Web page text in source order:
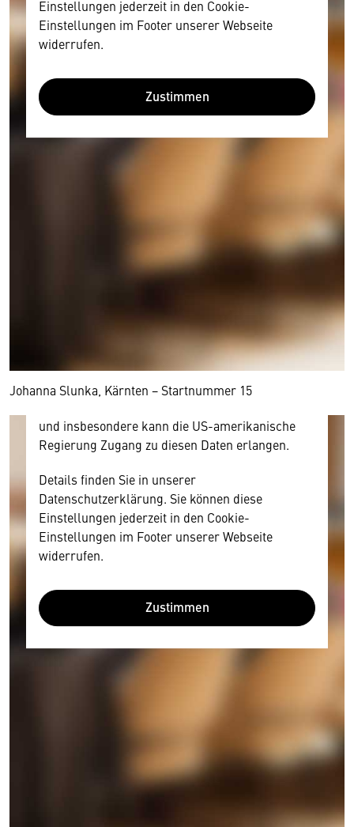
Einstellungen jederzeit in den Cookie-
Einstellungen im Footer unserer Webseite
widerrufen.
Zustimmen
Johanna Slunka, Kärnten − Startnummer 15
Wir benötigen Ihre Zustimmung
Hier würden wir Ihnen gerne einen externen
personenbezogene technische Daten zu Geräten
und Nutzerverhalten mitunter mit US-
amerikanischen Anbietern austauscht.
Diese Daten unterliegen keinem dem EU-
und insbesondere kann die US-amerikanische
Regierung Zugang zu diesen Daten erlangen.
Details finden Sie in unserer
Datenschutzerklärung. Sie können diese
Einstellungen jederzeit in den Cookie-
Einstellungen im Footer unserer Webseite
widerrufen.
Zustimmen
Wir benötigen Ihre Zustimmung
Hier würden wir Ihnen gerne einen externen